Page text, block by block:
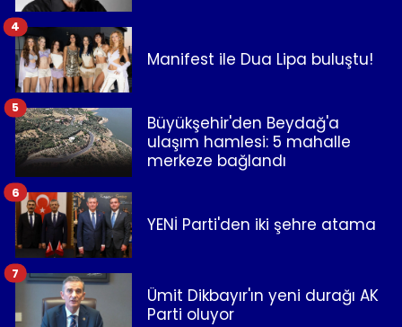
Manifest ile Dua Lipa buluştu!
4
Büyükşehir'den Beydağ'a
ulaşım hamlesi: 5 mahalle
merkeze bağlandı
5
YENİ Parti'den iki şehre atama
6
Ümit Dikbayır'ın yeni durağı AK
Parti oluyor
7